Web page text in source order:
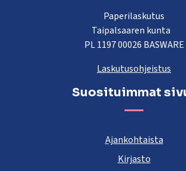
Paperilaskutus
Taipalsaaren kunta
PL 1197 00026 BASWARE
Laskutusohjeistus
Suosituimmat
Ajankohtaista
Kirjasto